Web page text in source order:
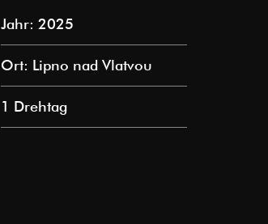
Jahr: 2025
Ort: Lipno nad Vlatvou
1 Drehtag